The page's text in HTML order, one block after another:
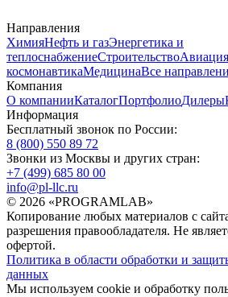
Направления
ХимияНефть и газЭнергетика и
теплоснабжениеСтроительство
космонавтикаМедицинаВсе
Компания
О компанииКаталогПортфолиоДилеры
Информация
Бесплатный звонок по России:
8 (800) 550 89 72
Звонки из Москвы и других стран:
+7 (499) 685 80 00
info@pl-llc.ru
© 2026 «PROGRAMLAB»
Копирование любых материалов с
разрешения правообладателя. Не
офертой.
Политика в области обработки и
данных
Мы используем cookie и обработку